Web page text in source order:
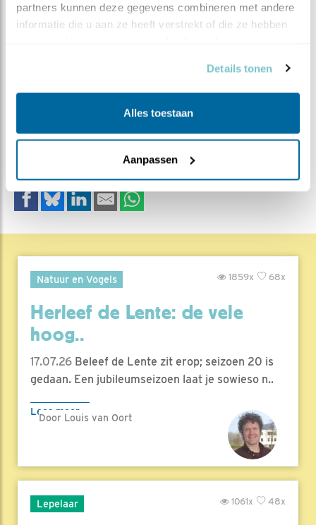
partners kunnen deze gegevens combineren met andere
informatie die u aan ze heeft verstrekt of die ze hebben
Details tonen
Alles toestaan
Aanpassen
MEER OVER
Alle Beleef de
Lente blogs
Natuur en Vogels 68x
1859x
Herleef de Lente: de vele
hoog..
17.07.26 Beleef de Lente zit erop; seizoen 20 is
gedaan. Een jubileumseizoen laat je sowieso n..
Lees meer
Door Louis van Oort
Lepelaar 48x
1061x